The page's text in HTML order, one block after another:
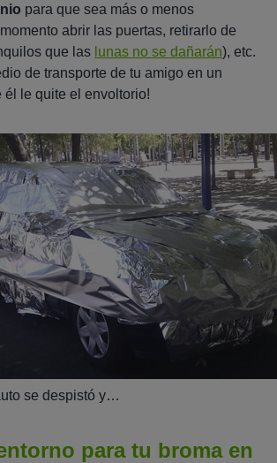
para que sea más o menos
abrir las puertas, retirarlo de
que las lunas no se dañarán), etc.
de transporte de tu amigo en un
él le quite el envoltorio!
se despistó y…
para tu broma en